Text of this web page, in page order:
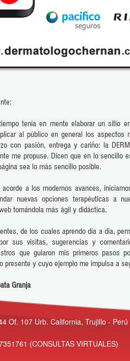
tenía en mente elaborar un sitio
al público en general los
con pasión, entrega y cariño: la
me propuse. Dicen que en lo sencillo
sea lo más sencillo posible.
a los modernos avances,
nuevas opciones terapéuticas a
tornándola más ágil y didáctica.
de los cuales aprendo día a día,
sus visitas, sugerencias y
que guiaron mis primeros pasos
presente y cuyo ejemplo me impulsa a
Granja
Of. 107 Urb. California, Trujillo - Perú
(CONSULTAS VIRTUALES)